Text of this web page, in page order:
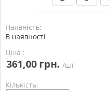
Наявність:
В наявності
Ціна :
361,00 грн. /шт
Кількість: